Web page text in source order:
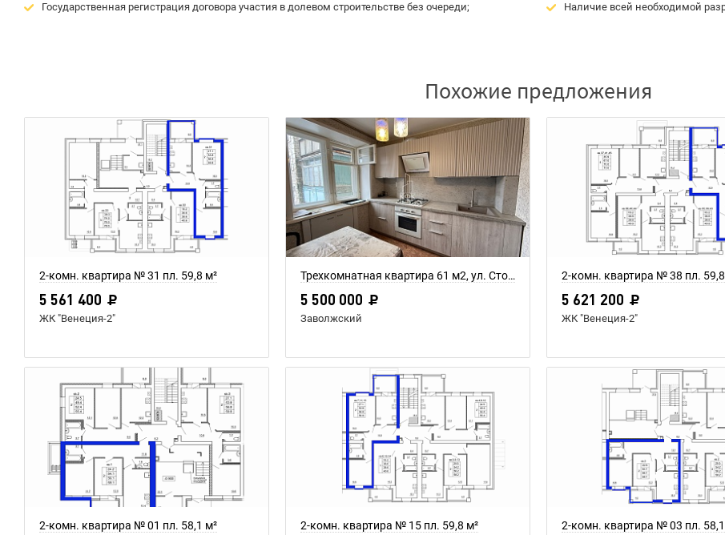
Государственная регистрация договора участия в долевом строительстве без очереди; Наличие всей необходимой
Похожие предложения
2-комн. квартира № 31 пл. 59,8 м²
5 561 400
ЖК "Венеция-2"
Трехкомнатная квартира 61 м2, ул. Стопани, дом 31
5 500 000
Заволжский
2-комн. квартира № 38 пл.
5 621 200
ЖК "Венеция-2"
2-комн. квартира № 01 пл. 58,1 м² 2-комн. квартира № 15 пл. 59,8 м² 2-комн. квартира № 03 пл.